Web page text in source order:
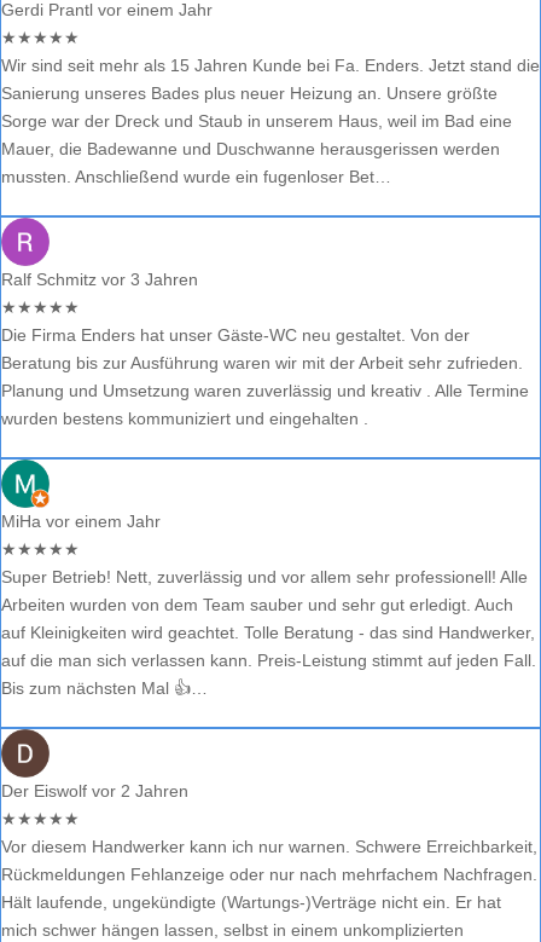
Gerdi Prantl vor einem Jahr
★★★★★
Wir sind seit mehr als 15 Jahren Kunde bei Fa. Enders. Jetzt stand die
Sanierung unseres Bades plus neuer Heizung an. Unsere größte
Sorge war der Dreck und Staub in unserem Haus, weil im Bad eine
Mauer, die Badewanne und Duschwanne herausgerissen werden
mussten. Anschließend wurde ein fugenloser Bet…
Ralf Schmitz vor 3 Jahren
★★★★★
Die Firma Enders hat unser Gäste-WC neu gestaltet. Von der
Beratung bis zur Ausführung waren wir mit der Arbeit sehr zufrieden.
Planung und Umsetzung waren zuverlässig und kreativ . Alle Termine
wurden bestens kommuniziert und eingehalten .
MiHa vor einem Jahr
★★★★★
Super Betrieb! Nett, zuverlässig und vor allem sehr professionell! Alle
Arbeiten wurden von dem Team sauber und sehr gut erledigt. Auch
auf Kleinigkeiten wird geachtet. Tolle Beratung - das sind Handwerker,
auf die man sich verlassen kann. Preis-Leistung stimmt auf jeden Fall.
Bis zum nächsten Mal 👍…
Der Eiswolf vor 2 Jahren
★★★★★
Vor diesem Handwerker kann ich nur warnen. Schwere Erreichbarkeit,
Rückmeldungen Fehlanzeige oder nur nach mehrfachem Nachfragen.
Hält laufende, ungekündigte (Wartungs-)Verträge nicht ein. Er hat
mich schwer hängen lassen, selbst in einem unkomplizierten